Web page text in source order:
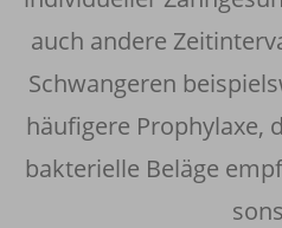
auch andere
Schwangeren
häufigere Prophylaxe,
bakterielle Beläge